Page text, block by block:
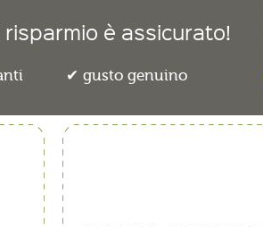
è assicurato!
gusto genuino